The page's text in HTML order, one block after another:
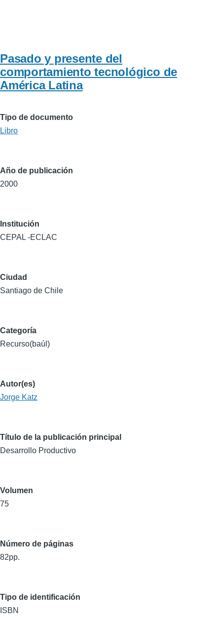
Pasado y presente del
comportamiento tecnológico de
América Latina
Tipo de documento
Libro
Año de publicación
2000
Institución
CEPAL -ECLAC
Ciudad
Santiago de Chile
Categoría
Recurso(baúl)
Autor(es)
Jorge Katz
Título de la publicación principal
Desarrollo Productivo
Volumen
75
Número de páginas
82pp.
Tipo de identificación
ISBN